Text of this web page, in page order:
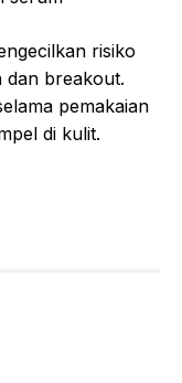
risiko
dan breakout.
pemakaian
di kulit.